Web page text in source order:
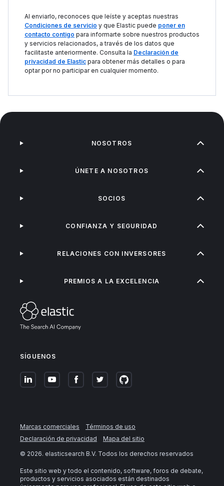
Al enviarlo, reconoces que leíste y aceptas nuestras
Condiciones de servicio y que Elastic puede poner en
contacto contigo para informarte sobre nuestros productos
y servicios relacionados, a través de los datos que
facilitaste anteriormente. Consulta la Declaración de
privacidad de Elastic para obtener más detalles o para
optar por no participar en cualquier momento.
SÍGUENOS
NOSOTROS
ÚNETE A NOSOTROS
SOCIOS
CONFIANZA Y SEGURIDAD
RELACIONES CON INVERSORES
PREMIOS A LA EXCELENCIA
Marcas comerciales
Términos de uso
Declaración de privacidad
Mapa del sitio
© 2026. elasticsearch B.V. Todos los derechos reservados
Este sitio web y todo el contenido, software, foros de debate,
productos y servicios asociados están destinados